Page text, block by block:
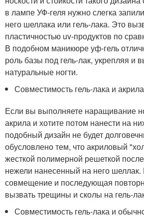
в лампе УФ-геля нужно слегка
него шеллака или гель-лака. Это
пластичностью uv-продуктов по
В подобном маникюре уф-гель
роль базы под гель-лак, укрепляя и
натуральные ногти.
Совместимость гель-лака и
Если вы выполняете наращивание
акрила и хотите потом нанести на
подобный дизайн не будет
обусловлено тем, что акриловый
жесткой полимерной решеткой
нежели нанесенный на него
совмещение и последующая
вызвать трещины и сколы на гель-
Совместимость гель-лака и